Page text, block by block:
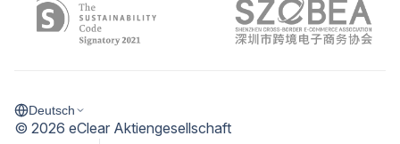
Deutsch
© 2026 eClear Aktiengesellschaft